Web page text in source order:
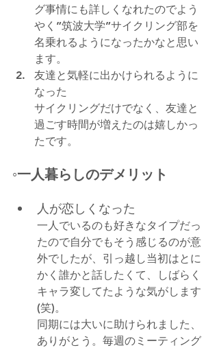
グ事情にも詳しくなれたのでよう
やく”筑波大学”サイクリング部を
名乗れるようになったかなと思い
ます。
友達と気軽に出かけられるように
なった
サイクリングだけでなく、友達と
過ごす時間が増えたのは嬉しかっ
たです。
◦一人暮らしのデメリット
人が恋しくなった
一人でいるのも好きなタイプだっ
たので自分でもそう感じるのが意
外でしたが、引っ越し当初はとに
かく誰かと話したくて、しばらく
キャラ変してたような気がします
(笑)。
同期には大いに助けられました、
ありがとう。毎週のミーティング